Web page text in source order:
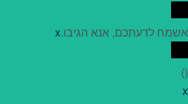
אשמח לדעתכם, אנא הגיבו.x
(
)
x